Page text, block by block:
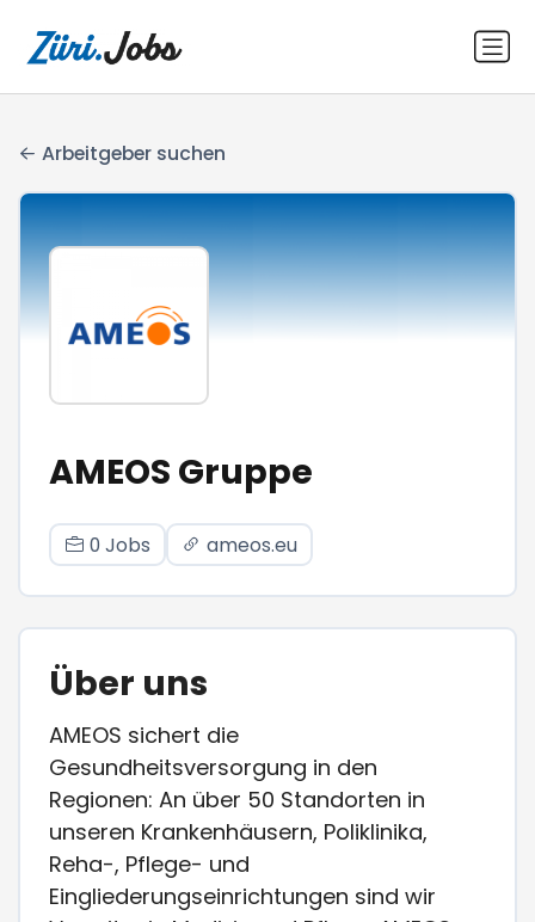
Arbeitgeber suchen
AMEOS Gruppe
0 Jobs ameos.eu
Über uns
AMEOS sichert die
Gesundheitsversorgung in den
Regionen: An über 50 Standorten in
unseren Krankenhäusern, Poliklinika,
Reha-, Pflege- und
Eingliederungseinrichtungen sind wir